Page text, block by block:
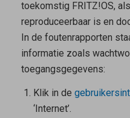
toekomstig FRITZ!OS,
reproduceerbaar is en
In de foutenrapporten
informatie zoals
toegangsgegevens:
Klik in de
‘Internet’.